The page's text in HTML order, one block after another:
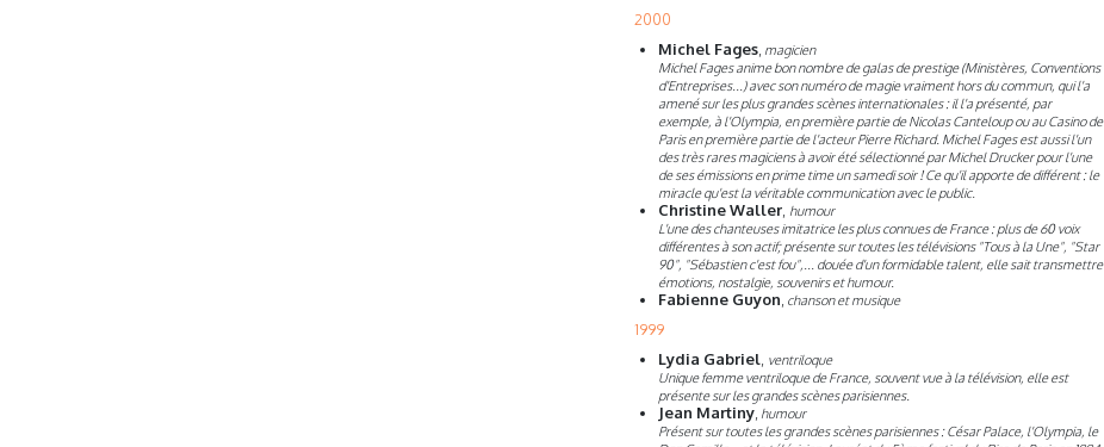
2000
Michel Fages, magicien
Michel Fages anime bon nombre de galas de prestige (Ministères, Conventions
d'Entreprises...) avec son numéro de magie vraiment hors du commun, qui l'a
amené sur les plus grandes scènes internationales : il l'a présenté, par
exemple, à l'Olympia, en première partie de Nicolas Canteloup ou au Casino de
Paris en première partie de l'acteur Pierre Richard. Michel Fages est aussi l'un
des très rares magiciens à avoir été sélectionné par Michel Drucker pour l'une
de ses émissions en prime time un samedi soir ! Ce qu'il apporte de différent : le
miracle qu'est la véritable communication avec le public.
Christine Waller, humour
L'une des chanteuses imitatrice les plus connues de France : plus de 60 voix
différentes à son actif; présente sur toutes les télévisions "Tous à la Une", "Star
90", "Sébastien c'est fou",... douée d'un formidable talent, elle sait transmettre
émotions, nostalgie, souvenirs et humour.
Fabienne Guyon chanson et musique
1999
Lydia Gabriel, ventriloque
Unique femme ventriloque de France, souvent vue à la télévision, elle est
présente sur les grandes scènes parisiennes.
Jean Martiny, humour
Présent sur toutes les grandes scènes parisiennes : César Palace, l'Olympia, le